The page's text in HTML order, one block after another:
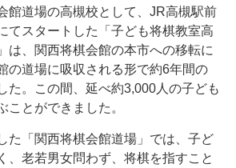
館道場の高槻校として、JR高槻駅前
てスタートした「子ども将棋教室高
は、関西将棋会館の本市への移転に
の道場に吸収される形で約6年間の
た。この間、延べ約3,000人の子ども
ことができました。
た「関西将棋会館道場」では、子ど
、老若男女問わず、将棋を指すこと